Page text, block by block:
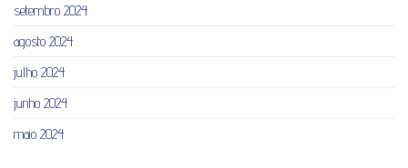
setembro 2024
agosto 2024
julho 2024
junho 2024
maio 2024